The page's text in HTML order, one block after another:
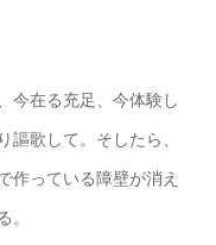
今在る充足、今体験し
謳歌して。そしたら、
作っている障壁が消え
。